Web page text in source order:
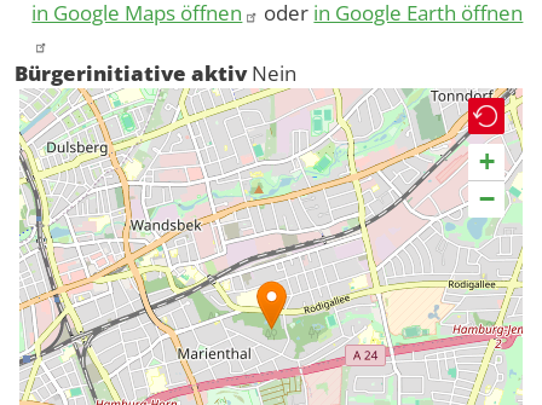
in Google Maps öffnen
oder in Google Earth öffnen
Bürgerinitiative aktiv Nein
+
−